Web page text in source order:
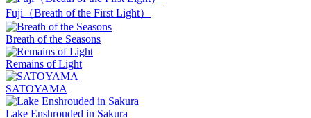
Fuji（Breath of the First Light）
Breath of the Seasons
Remains of Light
SATOYAMA
Lake Enshrouded in Sakura